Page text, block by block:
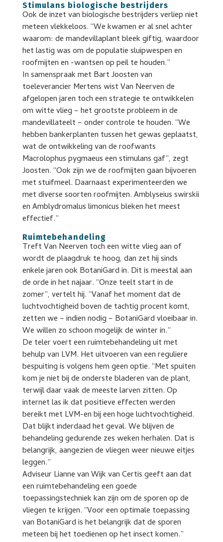
Stimulans biologische bestrijders
Ook de inzet van biologische bestrijders verliep niet
meteen vlekkeloos. “We kwamen er al snel achter
waarom: de mandevillaplant bleek giftig, waardoor
het lastig was om de populatie sluipwespen en
roofmijten en -wantsen op peil te houden.”
In samenspraak met Bart Joosten van
toeleverancier Mertens wist Van Neerven de
afgelopen jaren toch een strategie te ontwikkelen
om witte vlieg – het grootste probleem in de
mandevillateelt – onder controle te houden. “We
hebben bankerplanten tussen het gewas geplaatst,
wat de ontwikkeling van de roofwants
Macrolophus pygmaeus een stimulans gaf”, zegt
Joosten. “Ook zijn we de roofmijten gaan bijvoeren
met stuifmeel. Daarnaast experimenteerden we
met diverse soorten roofmijten. Amblyseius swirskii
en Amblydromalus limonicus bleken het meest
effectief.”
Ruimtebehandeling
Treft Van Neerven toch een witte vlieg aan of
wordt de plaagdruk te hoog, dan zet hij sinds
enkele jaren ook BotaniGard in. Dit is meestal aan
de orde in het najaar. “Onze teelt start in de
zomer”, vertelt hij. “Vanaf het moment dat de
luchtvochtigheid boven de tachtig procent komt,
zetten we – indien nodig – BotaniGard vloeibaar in.
We willen zo schoon mogelijk de winter in.”
De teler voert een ruimtebehandeling uit met
behulp van LVM. Het uitvoeren van een reguliere
bespuiting is volgens hem geen optie. “Met spuiten
kom je niet bij de onderste bladeren van de plant,
terwijl daar vaak de meeste larven zitten. Op
internet las ik dat positieve effecten werden
bereikt met LVM-en bij een hoge luchtvochtigheid.
Dat blijkt inderdaad het geval. We blijven de
behandeling gedurende zes weken herhalen. Dat is
belangrijk, aangezien de vliegen weer nieuwe eitjes
leggen.”
Adviseur Lianne van Wijk van Certis geeft aan dat
een ruimtebehandeling een goede
toepassingstechniek kan zijn om de sporen op de
vliegen te krijgen. “Voor een optimale toepassing
van BotaniGard is het belangrijk dat de sporen
meteen bij het toedienen op het insect komen.”